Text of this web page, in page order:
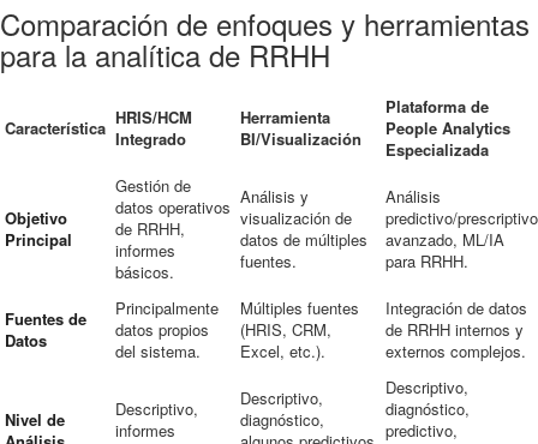
Comparación de enfoques y herramientas
para la analítica de RRHH
Característica HRIS/HCM
Integrado
Herramienta
BI/Visualización
Plataforma de
People Analytics
Especializada
Objetivo
Principal
Gestión de
datos operativos
de RRHH,
informes
básicos.
Análisis y
visualización de
datos de múltiples
fuentes.
Análisis
predictivo/prescriptivo
avanzado, ML/IA
para RRHH.
Fuentes de
Datos
Principalmente
datos propios
del sistema.
Múltiples fuentes
(HRIS, CRM,
Excel, etc.).
Integración de datos
de RRHH internos y
externos complejos.
Nivel de
Descriptivo,
informes
Descriptivo,
diagnóstico,
Descriptivo,
diagnóstico,
predictivo,